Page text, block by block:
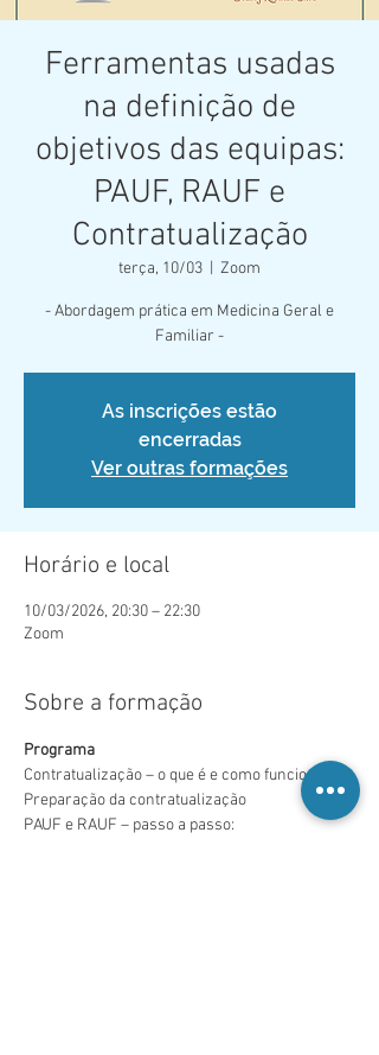
Ferramentas usadas
na definição de
objetivos das equipas:
PAUF, RAUF e
Contratualização
terça, 10/03 Zoom
- Abordagem prática em Medicina Geral e
Familiar -
As inscrições estão
encerradas
Ver outras formações
Horário e local
10/03/2026, 20:30 – 22:30
Zoom
Sobre a formação
Programa
Contratualização – o que é e como funciona?
Preparação da contratualização
PAUF e RAUF – passo a passo: